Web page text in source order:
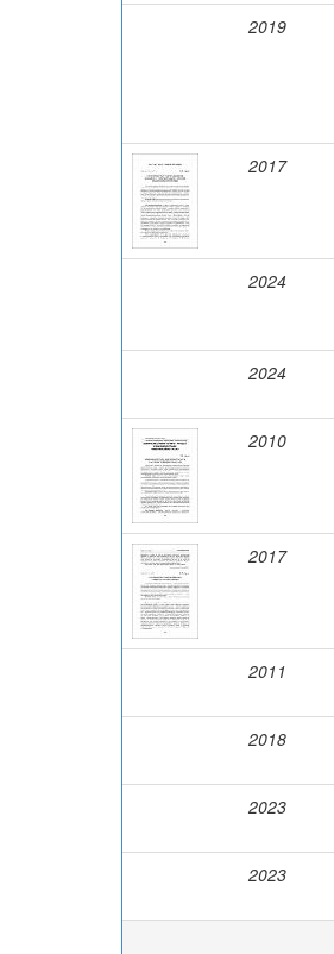
2019
2017
2024
2024
2010
2017
2011
2018
2023
2023